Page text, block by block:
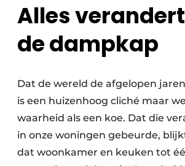
Alles
de dampkap
Dat de wereld de afgelopen
is een huizenhoog cliché maar
waarheid als een koe. Dat die
in onze woningen gebeurde,
dat woonkamer en keuken tot